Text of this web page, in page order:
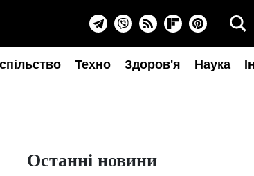
Техно Здоров'я Наука
Останні новини